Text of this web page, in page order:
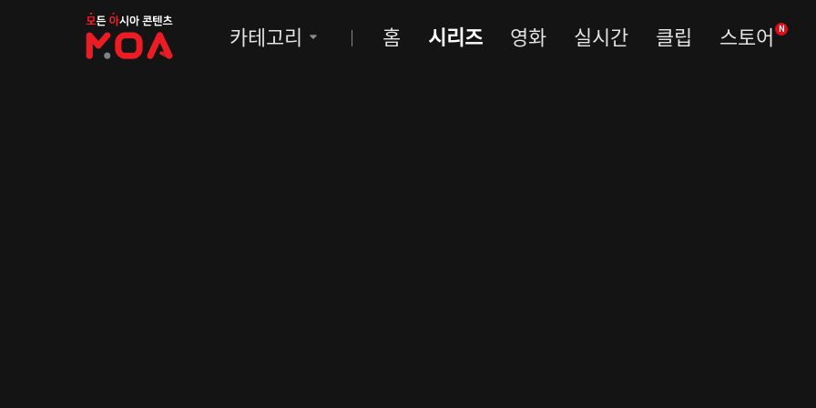
MOA
카테고리 홈 시리즈 영화 실시간 클립 스토어 N